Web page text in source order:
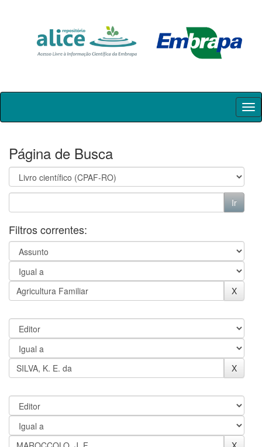
Skip
Página de Busca
Filtros correntes: